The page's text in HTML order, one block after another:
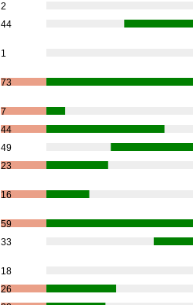
2
44
1
73
7
44
49
23
16
59
33
18
26